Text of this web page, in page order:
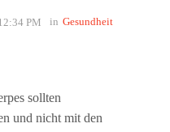
PM in Gesundheit
sollten
und nicht mit den